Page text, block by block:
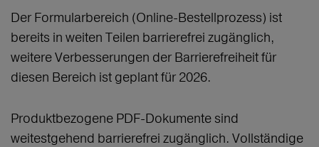
Der Formularbereich (Online-Bestellprozess) ist
bereits in weiten Teilen barrierefrei zugänglich,
weitere Verbesserungen der Barrierefreiheit für
diesen Bereich ist geplant für 2026.
Produktbezogene PDF-Dokumente sind
weitestgehend barrierefrei zugänglich. Vollständige